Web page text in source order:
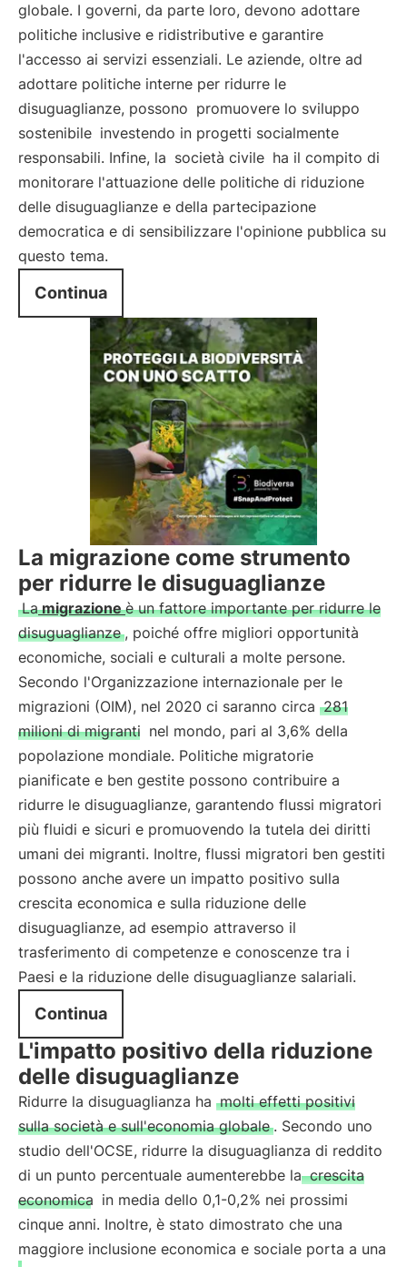
globale. I governi, da parte loro, devono adottare
politiche inclusive e ridistributive e garantire
l'accesso ai servizi essenziali. Le aziende, oltre ad
adottare politiche interne per ridurre le
disuguaglianze, possono promuovere lo sviluppo
sostenibile investendo in progetti socialmente
responsabili. Infine, la società civile ha il compito di
monitorare l'attuazione delle politiche di riduzione
delle disuguaglianze e della partecipazione
democratica e di sensibilizzare l'opinione pubblica su
questo tema.
Continua
La migrazione come strumento
per ridurre le disuguaglianze
Lamigrazioneè un fattore importante per ridurre le
disuguaglianze , poiché offre migliori opportunità
economiche, sociali e culturali a molte persone.
Secondo l'Organizzazione internazionale per le
migrazioni (OIM), nel 2020 ci saranno circa 281
milioni di migranti nel mondo, pari al 3,6% della
popolazione mondiale. Politiche migratorie
pianificate e ben gestite possono contribuire a
ridurre le disuguaglianze, garantendo flussi migratori
più fluidi e sicuri e promuovendo la tutela dei diritti
umani dei migranti. Inoltre, flussi migratori ben gestiti
possono anche avere un impatto positivo sulla
crescita economica e sulla riduzione delle
disuguaglianze, ad esempio attraverso il
trasferimento di competenze e conoscenze tra i
Paesi e la riduzione delle disuguaglianze salariali.
Continua
L'impatto positivo della riduzione
delle disuguaglianze
Ridurre la disuguaglianza ha molti effetti positivi
sulla società e sull'economia globale . Secondo uno
studio dell'OCSE, ridurre la disuguaglianza di reddito
di un punto percentuale aumenterebbe la crescita
economica in media dello 0,1-0,2% nei prossimi
cinque anni. Inoltre, è stato dimostrato che una
maggiore inclusione economica e sociale porta a una